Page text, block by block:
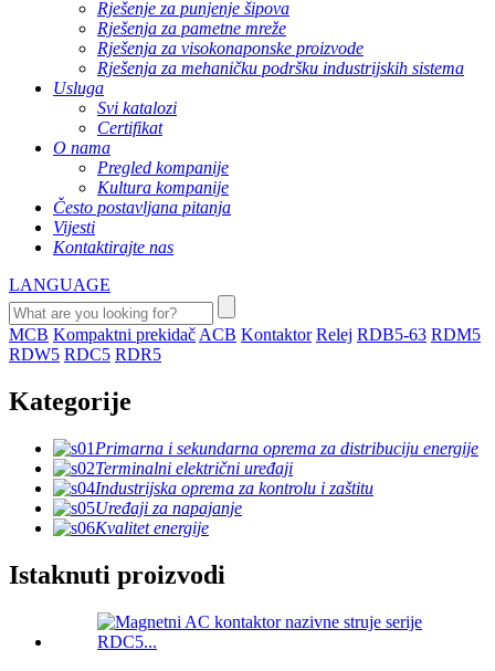
Rješenje za punjenje šipova
Rješenja za pametne mreže
Rješenja za visokonaponske proizvode
Rješenja za mehaničku podršku industrijskih sistema
Usluga
Svi katalozi
Certifikat
O nama
Pregled kompanije
Kultura kompanije
Često postavljana pitanja
Vijesti
Kontaktirajte nas
LANGUAGE
MCB Kompaktni prekidač ACB Kontaktor Relej RDB5-63 RDM5
RDW5 RDC5 RDR5
Kategorije
Primarna i sekundarna oprema za distribuciju energije
Terminalni električni uređaji
Industrijska oprema za kontrolu i zaštitu
Uređaji za napajanje
Kvalitet energije
Istaknuti proizvodi